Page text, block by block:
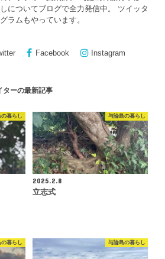
についてブログで全力発信中。 ツイッタ
ラムもやっています。
Facebook Instagram
ターの最新記事
暮らし 与論島の暮らし
2025.2.8
立志式
暮らし 与論島の暮らし